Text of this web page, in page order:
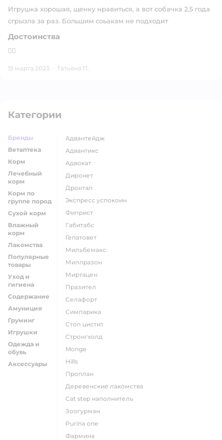
Игрушка хорошая, щенку нравиться, а вот собачка 2,5 года
сгрызла за раз. Большим соьакам не подходит
Достоинства
🤷‍♀️
15 марта 2023 · Татьяна П.
Категории
Бренды
Ветаптека
Корм
Лечебный
корм
Корм по
группе пород
Сухой корм
Влажный
корм
Лакомства
Популярные
товары
Уход и
гигиена
Содержание
Амуниция
Груминг
Игрушки
Одежда и
обувь
Аксессуары
адвантейдж
адвантикс
адвокат
диронет
дронтал
экспресс успокоин
фиприст
габитабс
гепатовет
мильбемакс
милпразон
миртацен
празител
селафорт
симпарика
стоп цистит
стронгхолд
monge
hills
проплан
деревенские лакомства
cat step наполнитель
зоогурман
purina one
фармина